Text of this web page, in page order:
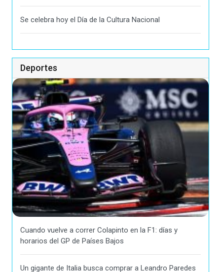
Se celebra hoy el Día de la Cultura Nacional
Deportes
Cuando vuelve a correr Colapinto en la F1: días y
horarios del GP de Países Bajos
Un gigante de Italia busca comprar a Leandro Paredes